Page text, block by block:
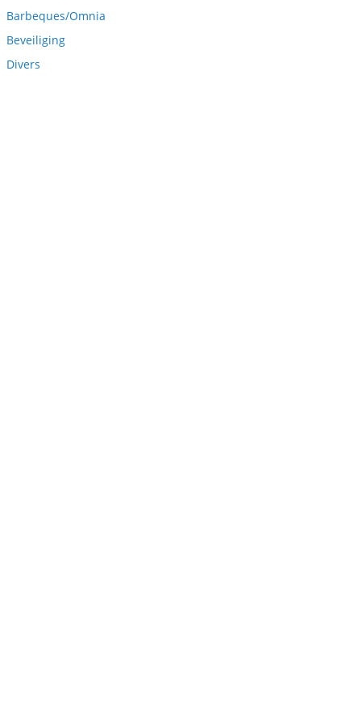
Barbeques/Omnia
Beveiliging
Divers